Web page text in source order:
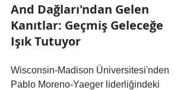
And Dağları'ndan Gelen
Kanıtlar: Geçmiş Geleceğe
Işık Tutuyor
Wisconsin-Madison Üniversitesi'nden
Pablo Moreno-Yaeger liderliğindeki